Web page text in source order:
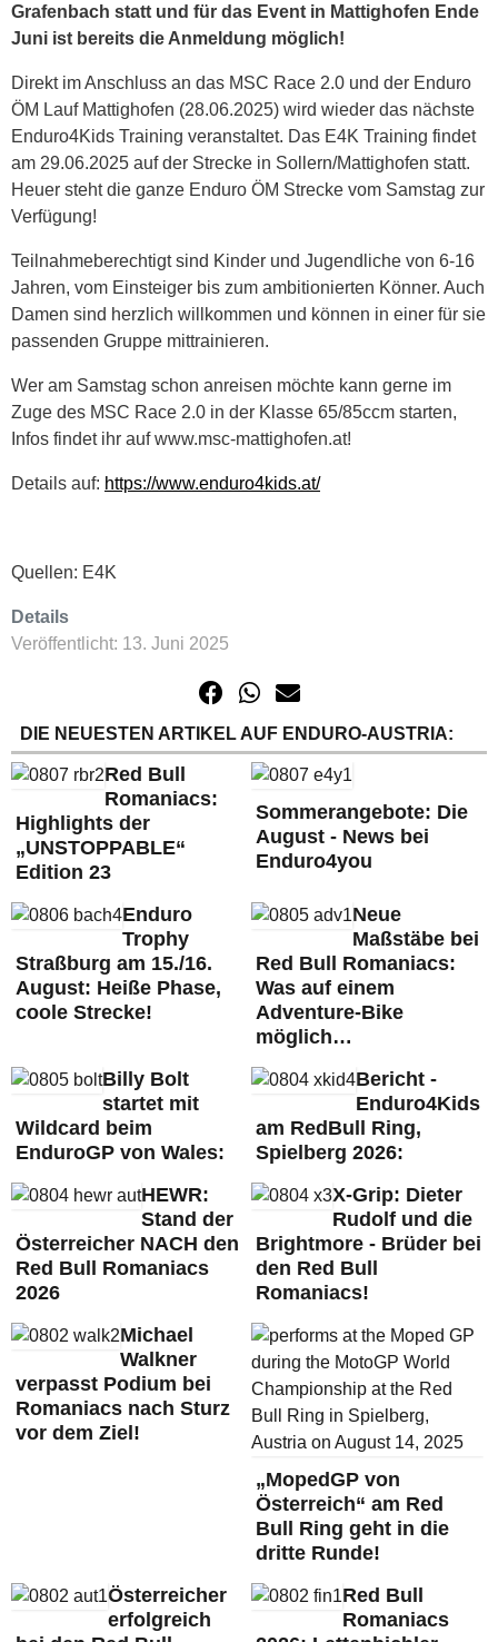
Grafenbach statt und für das Event in Mattighofen Ende
Juni ist bereits die Anmeldung möglich!
Direkt im Anschluss an das MSC Race 2.0 und der Enduro
ÖM Lauf Mattighofen (28.06.2025) wird wieder das nächste
Enduro4Kids Training veranstaltet. Das E4K Training findet
am 29.06.2025 auf der Strecke in Sollern/Mattighofen statt.
Heuer steht die ganze Enduro ÖM Strecke vom Samstag zur
Verfügung!
Teilnahmeberechtigt sind Kinder und Jugendliche von 6-16
Jahren, vom Einsteiger bis zum ambitionierten Könner. Auch
Damen sind herzlich willkommen und können in einer für sie
passenden Gruppe mittrainieren.
Wer am Samstag schon anreisen möchte kann gerne im
Zuge des MSC Race 2.0 in der Klasse 65/85ccm starten,
Infos findet ihr auf www.msc-mattighofen.at!
Details auf: https://www.enduro4kids.at/
Quellen: E4K
Details
Veröffentlicht: 13. Juni 2025
DIE NEUESTEN ARTIKEL AUF ENDURO-AUSTRIA:
Red Bull
Romaniacs:
Highlights der
„UNSTOPPABLE“
Edition 23
Sommerangebote: Die
August - News bei
Enduro4you
Enduro
Trophy
Straßburg am 15./16.
August: Heiße Phase,
coole Strecke!
Neue
Maßstäbe bei
Red Bull Romaniacs:
Was auf einem
Adventure-Bike
möglich…
Billy Bolt
startet mit
Wildcard beim
EnduroGP von Wales:
Bericht -
Enduro4Kids
am RedBull Ring,
Spielberg 2026:
HEWR:
Stand der
Österreicher NACH den
Red Bull Romaniacs
2026
X-Grip: Dieter
Rudolf und die
Brightmore - Brüder bei
den Red Bull
Romaniacs!
Michael
Walkner
verpasst Podium bei
Romaniacs nach Sturz
vor dem Ziel!
„MopedGP von
Österreich“ am Red
Bull Ring geht in die
dritte Runde!
Österreicher
erfolgreich
Red Bull
Romaniacs